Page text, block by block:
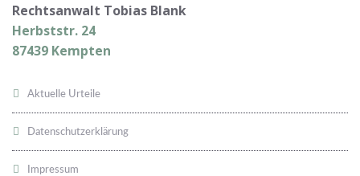
Rechtsanwalt Tobias Blank
Herbststr. 24
87439 Kempten
Aktuelle Urteile
Datenschutzerklärung
Impressum